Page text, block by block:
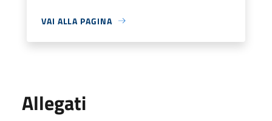
VAI ALLA PAGINA
Allegati